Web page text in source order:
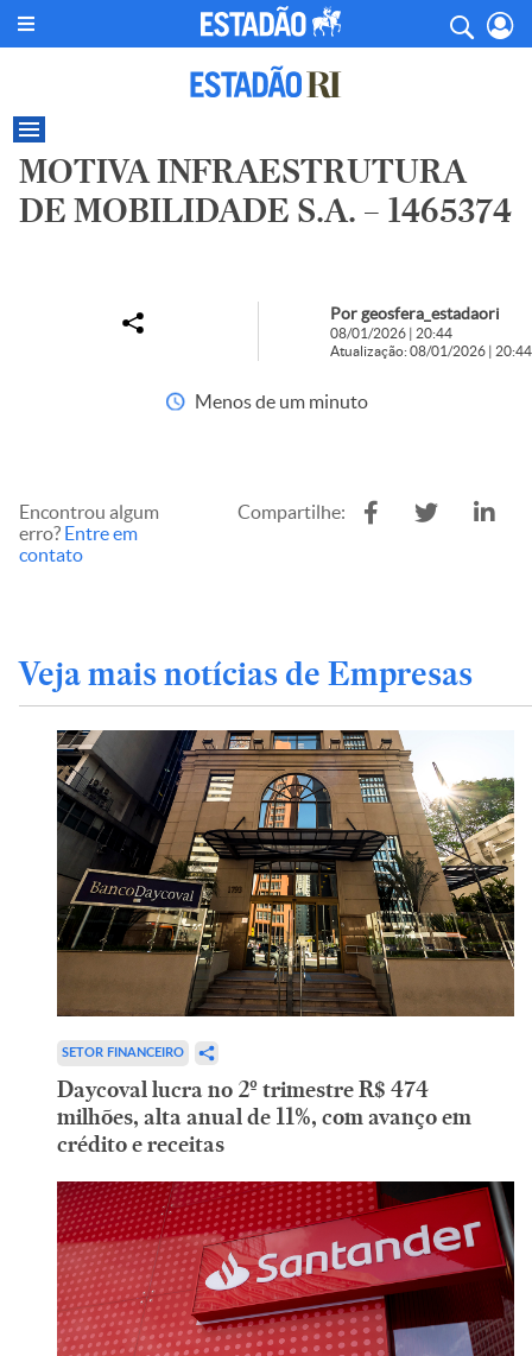
MOTIVA INFRAESTRUTURA
DE MOBILIDADE S.A. – 1465374
Por geosfera_estadaori
08/01/2026 | 20:44
Atualização: 08/01/2026 | 20:44
Menos de um minuto
Encontrou algum
erro? Entre em
contato
Compartilhe:
Veja mais notícias de Empresas
SETOR FINANCEIRO
Daycoval lucra no 2º trimestre R$ 474
milhões, alta anual de 11%, com avanço em
crédito e receitas